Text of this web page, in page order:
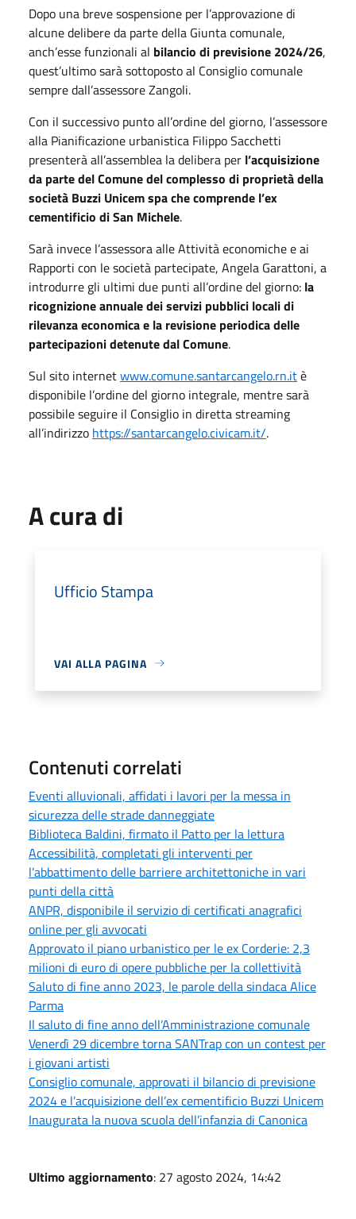
Dopo una breve sospensione per l’approvazione di
alcune delibere da parte della Giunta comunale,
anch’esse funzionali al bilancio di previsione 2024/26,
quest’ultimo sarà sottoposto al Consiglio comunale
sempre dall’assessore Zangoli.
Con il successivo punto all’ordine del giorno, l’assessore
alla Pianificazione urbanistica Filippo Sacchetti
presenterà all’assemblea la delibera per l’acquisizione
da parte del Comune del complesso di proprietà della
società Buzzi Unicem spa che comprende l’ex
cementificio di San Michele.
Sarà invece l’assessora alle Attività economiche e ai
Rapporti con le società partecipate, Angela Garattoni, a
introdurre gli ultimi due punti all’ordine del giorno: la
ricognizione annuale dei servizi pubblici locali di
rilevanza economica e la revisione periodica delle
partecipazioni detenute dal Comune.
Sul sito internetwww.comune.santarcangelo.rn.itè
disponibile l’ordine del giorno integrale, mentre sarà
possibile seguire il Consiglio in diretta streaming
all’indirizzo https://santarcangelo.civicam.it/.
A cura di
Ufficio Stampa
VAI ALLA PAGINA
Contenuti correlati
Eventi alluvionali, affidati i lavori per la messa in
sicurezza delle strade danneggiate
Biblioteca Baldini, firmato il Patto per la lettura
Accessibilità, completati gli interventi per
l’abbattimento delle barriere architettoniche in vari
punti della città
ANPR, disponibile il servizio di certificati anagrafici
online per gli avvocati
Approvato il piano urbanistico per le ex Corderie: 2,3
milioni di euro di opere pubbliche per la collettività
Saluto di fine anno 2023, le parole della sindaca Alice
Parma
Il saluto di fine anno dell’Amministrazione comunale
Venerdì 29 dicembre torna SANTrap con un contest per
i giovani artisti
Consiglio comunale, approvati il bilancio di previsione
2024 e l’acquisizione dell’ex cementificio Buzzi Unicem
Inaugurata la nuova scuola dell’infanzia di Canonica
Ultimo aggiornamento: 27 agosto 2024, 14:42